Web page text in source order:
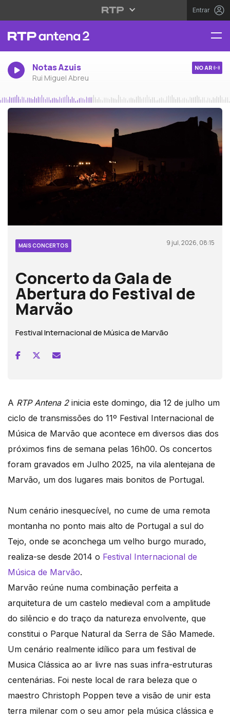
Entrar
Notas Azuis
Rui Miguel Abreu
NO AR
MAIS CONCERTOS 9 jul, 2026, 08:15
Concerto da Gala de
Abertura do Festival de
Marvão
Festival Internacional de Música de Marvão
A RTP Antena 2inicia este domingo, dia 12 de julho um
ciclo de transmissões do 11º Festival Internacional de
Música de Marvão que acontece em diversos dias dos
próximos fins de semana pelas 16h00. Os concertos
foram gravados em Julho 2025, na vila alentejana de
Marvão, um dos lugares mais bonitos de Portugal.
Num cenário inesquecível, no cume de uma remota
montanha no ponto mais alto de Portugal a sul do
Tejo, onde se aconchega um velho burgo murado,
realiza-se desde 2014 o Festival Internacional de
Música de Marvão.
Marvão reúne numa combinação perfeita a
arquitetura de um castelo medieval com a amplitude
do silêncio e do traço da natureza envolvente, que
constitui o Parque Natural da Serra de São Mamede.
Um cenário realmente idílico para um festival de
Musica Clássica ao ar livre nas suas infra-estruturas
centenárias. Foi neste local de rara beleza que o
maestro Christoph Poppen teve a visão de unir esta
terra milenar com o seu amor pela música clássica e